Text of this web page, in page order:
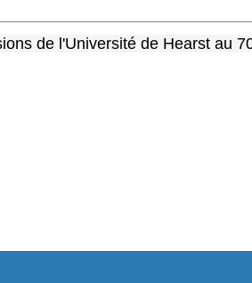
de l'Université de Hearst au